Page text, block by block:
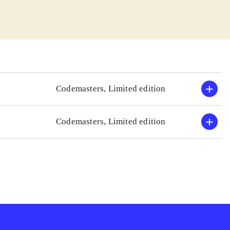
så man skal
Codemasters, Limited edition
Codemasters, Limited edition